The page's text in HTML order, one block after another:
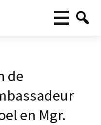
de
en Mgr.